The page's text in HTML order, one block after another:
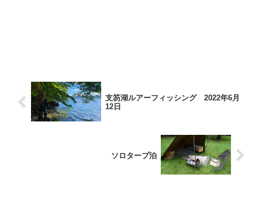
支笏湖ルアーフィッシング 2022年6月
12日
ソロタープ泊